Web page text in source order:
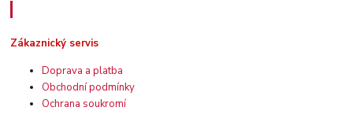
Zákaznický servis
Doprava a platba
Obchodní podmínky
Ochrana soukromí